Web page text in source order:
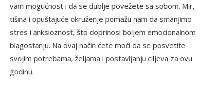
vam mogućnost i da se dublje povežete sa sobom. Mir,
tišina i opuštajuće okruženje pomažu nam da smanjimo
stres i anksioznost, što doprinosi boljem emocionalnom
blagostanju. Na ovaj način ćete moći da se posvetite
svojim potrebama, željama i postavljanju ciljeva za ovu
godinu.